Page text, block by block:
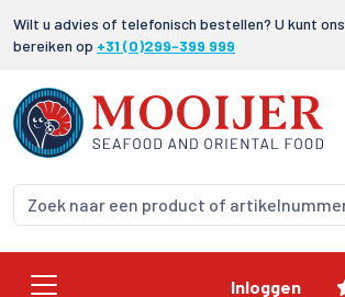
Wilt u advies of telefonisch bestellen? U kunt ons
bereiken op +31 (0)299-399 999
Inloggen